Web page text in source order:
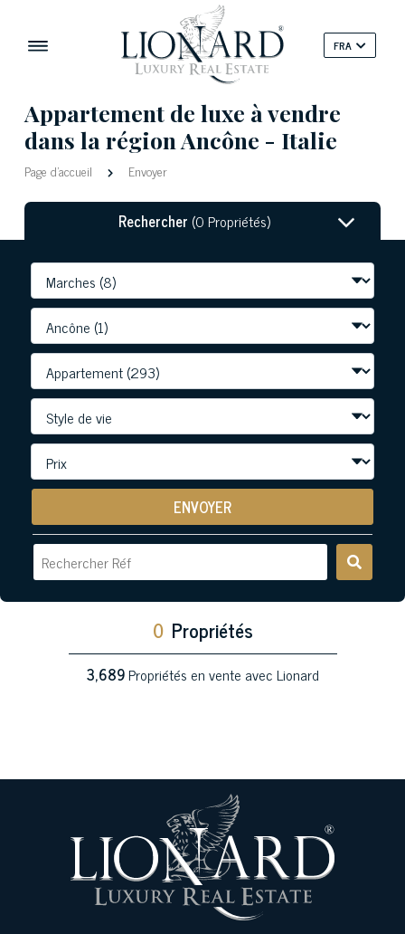
FRA
Appartement de luxe à vendre
dans la région Ancône - Italie
Page d'accueil Envoyer
Rechercher (0 Propriétés)
ENVOYER
0 Propriétés
3,689Propriétés en vente avec Lionard